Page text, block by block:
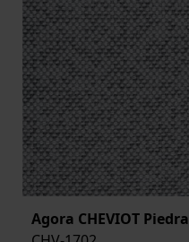
Agora CHEVIOT Piedra